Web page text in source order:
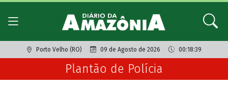
Porto Velho (RO) 09 de Agosto de 2026 00:18:39
Plantão de Polícia